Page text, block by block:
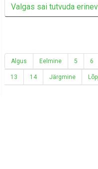
Valgas sai tutvuda
Algus Eelmine 5 6
13 14 Järgmine